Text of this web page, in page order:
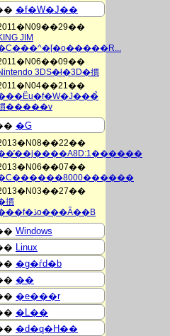
�f�W�J��
JIM
3DS�ł�3D�摜
�����v
�G
摜
���f�ڏo���Ȃ��B
Windows
Linux
�g�ѓd�b
��
�e���r
�L��
�d�q�H��